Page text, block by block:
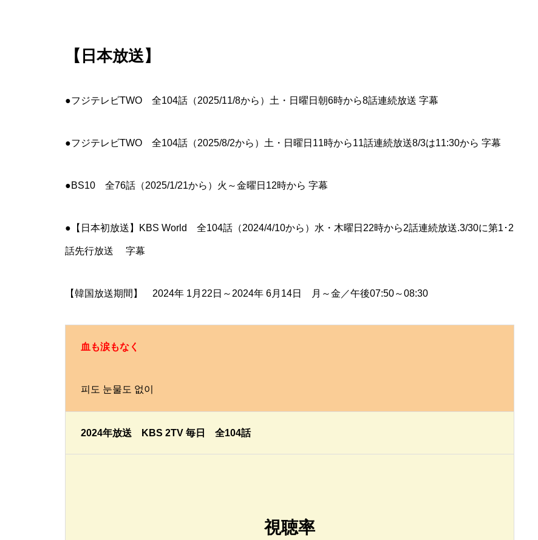
【日本放送】
●フジテレビTWO 全104話（2025/11/8から）土・日曜日朝6時から8話連続放送 字幕
●フジテレビTWO 全104話（2025/8/2から）土・日曜日11時から11話連続放送8/3は11:30から 字幕
●BS10 全76話（2025/1/21から）火～金曜日12時から 字幕
●【日本初放送】KBS World 全104話（2024/4/10から）水・木曜日22時から2話連続放送.3/30に第1･2
話先行放送 字幕
【韓国放送期間】 2024年 1月22日～2024年 6月14日 月～金／午後07:50～08:30
血も涙もなく
피도 눈물도 없이
2024年放送 KBS 2TV 毎日 全104話
視聴率